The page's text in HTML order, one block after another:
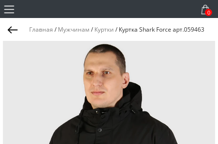
0
Главная / Мужчинам / Куртки / Куртка Shark Force арт.059463